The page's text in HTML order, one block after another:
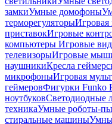
замкиУмные домофоны
терморегуляторыИгровая
приставокИгровые
компьютеры Игровые
телевизорыИгровые
наушникиКресла
микрофоныИгровая
геймеровФигурки Funko
ноутбуковСветодиодные
техникаУмные роботы-
стиральные машины